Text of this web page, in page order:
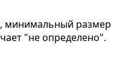
минимальный размер
"не определено".